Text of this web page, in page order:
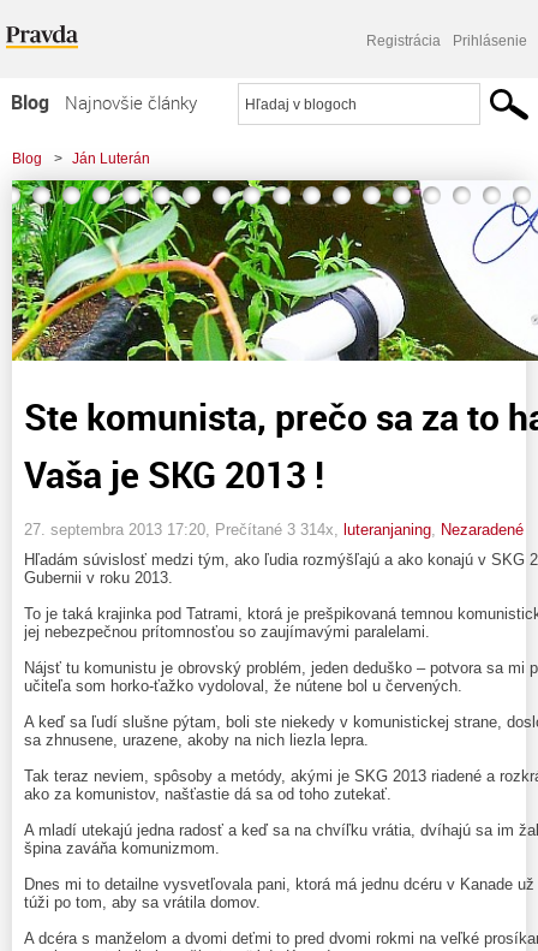
Registrácia Prihlásenie
Blog
Najnovšie články
Najčítanejšie články
Najkomentovanejšie články
Zoznam blogov
Komerčné blogy
Blog > Ján Luterán
> Ste komunista, prečo sa za to hanbíte ? Veď Vaša je SKG 2013 !
Ste komunista, prečo sa za to
Vaša je SKG 2013 !
27. septembra 2013 17:20 , Prečítané 3 314x, luteranjaning Nezaradené
Hľadám súvislosť medzi tým, ako ľudia rozmýšľajú a ako konajú v SKG
Gubernii v roku 2013.
To je taká krajinka pod Tatrami, ktorá je prešpikovaná temnou
jej nebezpečnou prítomnosťou so zaujímavými paralelami.
Nájsť tu komunistu je obrovský problém, jeden deduško – potvora sa mi
učiteľa som horko-ťažko vydoloval, že nútene bol u červených.
A keď sa ľudí slušne pýtam, boli ste niekedy v komunistickej strane,
sa zhnusene, urazene, akoby na nich liezla lepra.
Tak teraz neviem, spôsoby a metódy, akými je SKG 2013 riadené a
ako za komunistov, našťastie dá sa od toho zutekať.
A mladí utekajú jedna radosť a keď sa na chvíľku vrátia, dvíhajú sa im
špina zaváňa komunizmom.
Dnes mi to detailne vysvetľovala pani, ktorá má jednu dcéru v Kanade
túži po tom, aby sa vrátila domov.
A dcéra s manželom a dvomi deťmi to pred dvomi rokmi na veľké